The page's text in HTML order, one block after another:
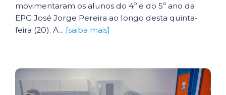
movimentaram os alunos do 4º e do 5º ano da
EPG José Jorge Pereira ao longo desta quinta-
feira (20). A... [saiba mais]